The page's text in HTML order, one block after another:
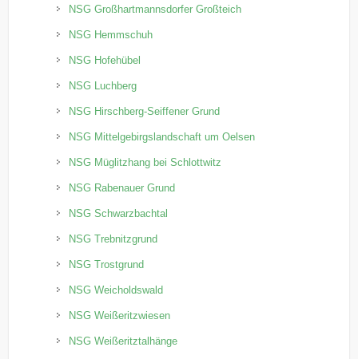
NSG Großhartmannsdorfer Großteich
NSG Hemmschuh
NSG Hofehübel
NSG Luchberg
NSG Hirschberg-Seiffener Grund
NSG Mittelgebirgslandschaft um Oelsen
NSG Müglitzhang bei Schlottwitz
NSG Rabenauer Grund
NSG Schwarzbachtal
NSG Trebnitzgrund
NSG Trostgrund
NSG Weicholdswald
NSG Weißeritzwiesen
NSG Weißeritztalhänge